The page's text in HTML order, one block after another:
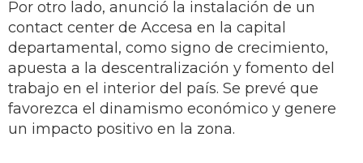
Por otro lado, anunció la instalación de un
contact center de Accesa en la capital
departamental, como signo de crecimiento,
apuesta a la descentralización y fomento del
trabajo en el interior del país. Se prevé que
favorezca el dinamismo económico y genere
un impacto positivo en la zona.